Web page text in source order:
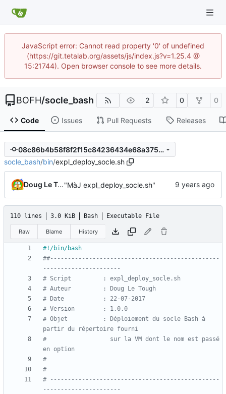
JavaScript error: Cannot read property '0' of undefined
(https://git.tetalab.org/assets/js/index.js?v=1.25.4 @
15:21744). Open browser console to see more details.
BOFH/socle_bash 2 0 0
Code Issues Pull Requests Releases
08c86b4b58f8f2f15c84236434e68a3751487d38
socle_bash/bin/expl_deploy_socle.sh
Doug Le Tough"MàJ expl_deploy_socle.sh"
110 lines 3.0 KiB Bash Executable File
Raw Blame History
##------------------------------------------------
----------------------
# Script         : expl_deploy_socle.sh
# Auteur         : Doug Le Tough
# Date           : 22-07-2017
# Version        : 1.0.0
# Objet          : Déploiement du socle Bash à
partir du répertoire fourni
#                  sur la VM dont le nom est passé
en option
#
#
# ------------------------------------------------
----------------------